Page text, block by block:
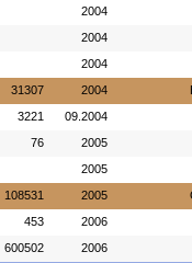
2004
2004
2004
31307 2004
3221 09.2004
76 2005
2005
108531 2005
453 2006
600502 2006